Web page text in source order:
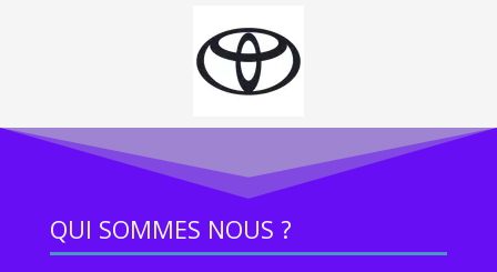
QUI SOMMES NOUS ?